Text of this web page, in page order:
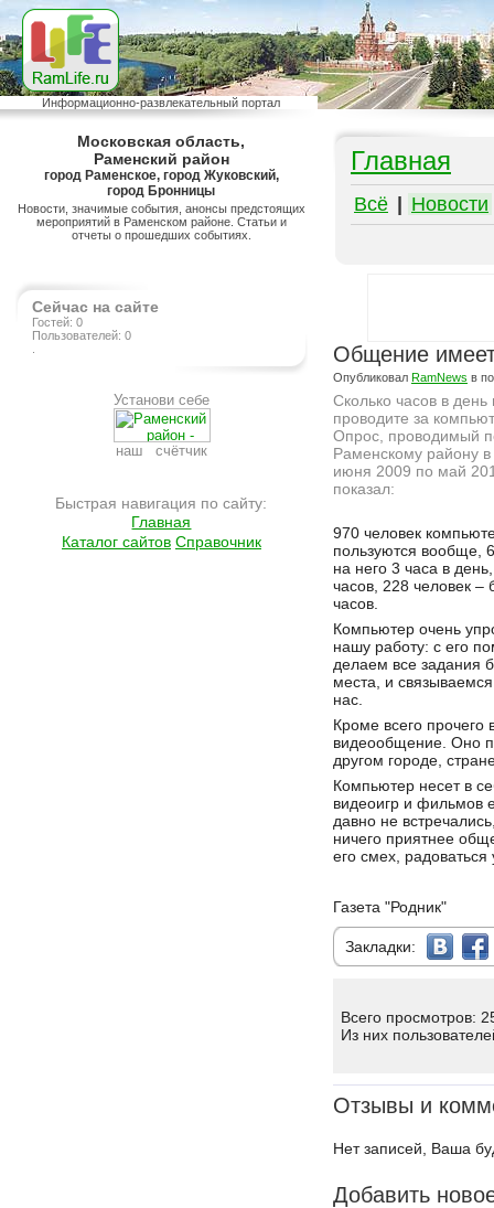
Информационно-развлекательный портал
Московская область,
Раменский район
город Раменское, город Жуковский,
город Бронницы
Новости, значимые события, анонсы предстоящих
мероприятий в Раменском районе. Статьи и
отчеты о прошедших событиях.
Сейчас на сайте
Гостей: 0
Пользователей: 0
Установи себе
наш счётчик
Быстрая навигация по сайту:
Главная
Каталог сайтов Справочник
Главная
Всё Новости
Общение
Опубликовал RamNews в
Сколько часов в день
проводите за
Опрос, проводимый
Раменскому району
июня 2009 по май
показал:
970 человек
пользуются вообще,
на него 3 часа в
часов, 228 человек –
часов.
Компьютер очень
нашу работу: с его
делаем все задания
места, и
нас.
Кроме всего
видеообщение. Оно
другом городе,
Компьютер несет в
видеоигр и фильмов
давно не
ничего приятнее
его смех,
Газета "Родник"
Закладки:
Всего просмотров:
Из них
Отзывы и
Нет записей, Ваша
Добавить